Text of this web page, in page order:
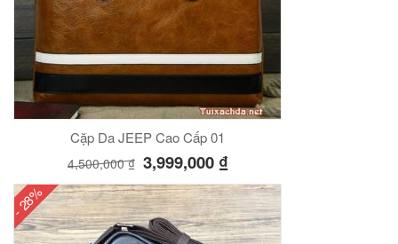
Cặp Da JEEP Cao Cấp 01
4,500,000₫ 3,999,000 ₫
- 28%